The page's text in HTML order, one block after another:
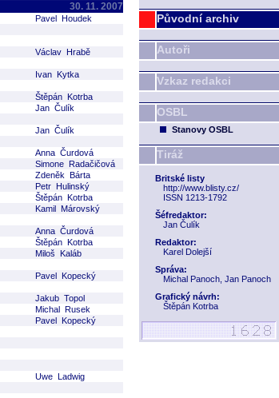
Původní archiv
Autoři
Vzkaz redakci
OSBL
Stanovy OSBL
Tiráž
Britské listy
http://www.blisty.cz/
ISSN 1213-1792
Šéfredaktor:
Jan Čulík
Redaktor:
Karel Dolejší
Správa:
Michal Panoch, Jan Panoch
Grafický návrh:
Štěpán Kotrba
30. 11. 2007
Pavel Houdek
Václav Hrabě
Ivan Kytka
Štěpán Kotrba
Jan Čulík
Jan Čulík
Anna Čurdová
Simone Radačičová
Zdeněk Bárta
Petr Hulinský
Štěpán Kotrba
Kamil Márovský
Anna Čurdová
Štěpán Kotrba
Miloš Kaláb
Pavel Kopecký
Jakub Topol
Michal Rusek
Pavel Kopecký
Uwe Ladwig